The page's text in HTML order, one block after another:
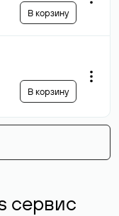
В корзину
В корзину
сервис